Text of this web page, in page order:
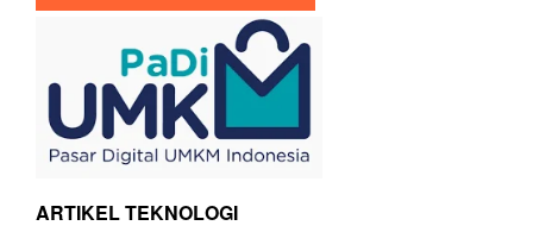
ARTIKEL TEKNOLOGI